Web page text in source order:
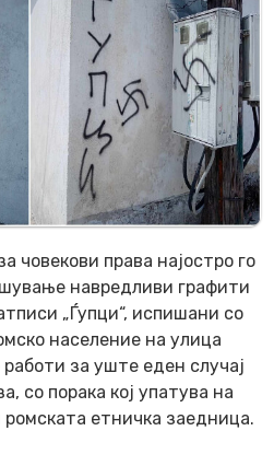
човекови права најостро го
навредливи графити
„Ѓупци“, испишани со
население на улица
за уште еден случај
со порака кој упатува на
ромската етничка заедница.